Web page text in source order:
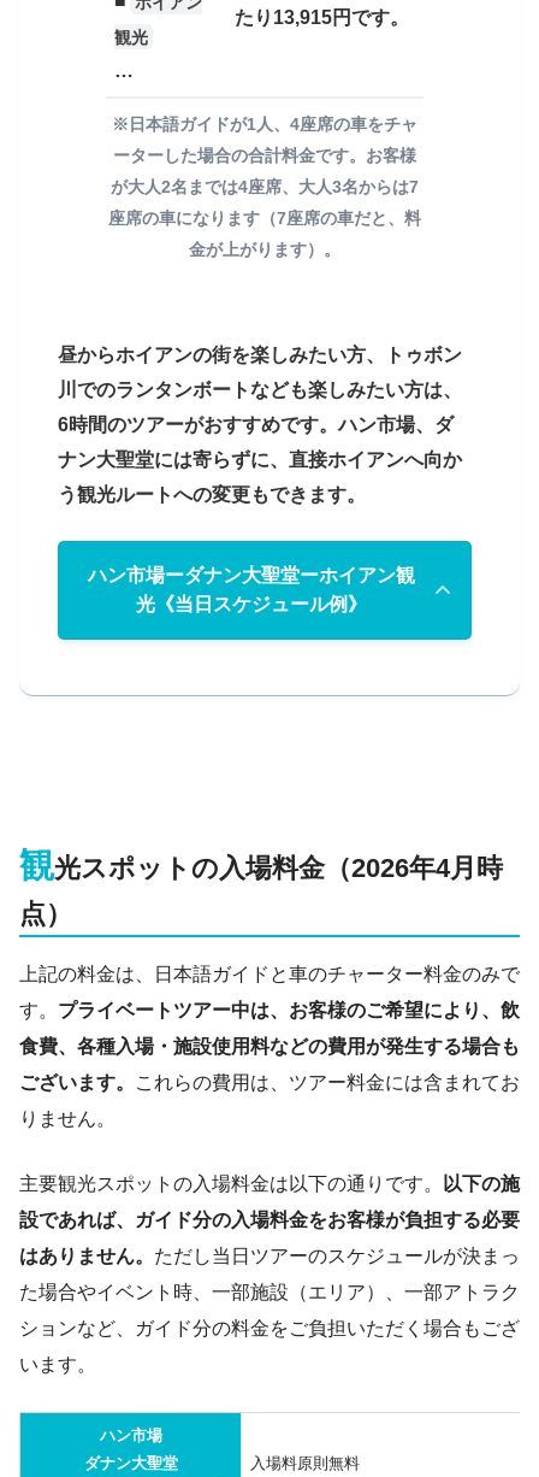
ーパーマーケットやショッピングモールへ向うス
8時45分
ダナン大聖堂へ移動。ピンク色の映え
るダナン大聖堂で写真撮影
インスタ映えスポットとしても有名なピンクの教
会です。入場料金は無料です。ハン市場からダナ
ン大聖堂までは徒歩でも移動できます。
ソンを回る
五行山（マーブルマウンテン）は、名前の通り、
5つの山が集まっています。観光客が訪れるのは
Son）”になります。トゥイソンには、七重の塔や
リンウン寺（ソンチャ山にも同じ名称のお寺があ
12時15分
ダナンガイド商店のオプショナルツアーでは、お
客様の指定したダナン市内の場所まで日本語ガイ
9時20分
世界遺産ミーソン遺跡を回る
緑に囲まれた遺跡
ミーソン遺跡は、かつて栄えていた古代チャンパ
王国の聖域とされており、1999年にはユネスコの
世界遺産にも登録されています。
アプサラダンス
ミーソン遺跡では、1日4公演、1公演15分のアプ
12時50分
ハン市場へ移動。ハン市場や周辺エリ
アの観光、食事
観光
…
たり13,915円です。
※日本語ガイドが1人、4座席の車をチャ
ーターした場合の合計料金です。お客様
が大人2名までは4座席、大人3名からは7
座席の車になります（7座席の車だと、料
金が上がります）。
昼からホイアンの街を楽しみたい方、トゥボン
川でのランタンボートなども楽しみたい方は、
6時間のツアーがおすすめです。ハン市場、ダ
ナン大聖堂には寄らずに、直接ホイアンへ向か
う観光ルートへの変更もできます。
ハン市場ーダナン大聖堂ーホイアン観
光《当日スケジュール例》
ダナンガイド商店のオプショナルツアーでは、お
客様の指定したダナン市内の場所まで日本語ガイ
ドと専用車で迎えに行きます。もちろん滞在先ホ
テルでの待ち合わせも可能です。
ハン市場や周辺エリアの観光
観光スポットの入場料金（2026年4月時
点）
上記の料金は、日本語ガイドと車のチャーター料金のみで
す。 プライベートツアー中は、お客様のご希望により、飲
食費、各種入場・施設使用料などの費用が発生する場合も
ございます。
これらの費用は、ツアー料金には含まれてお
りません。
主要観光スポットの入場料金は以下の通りです。
以下の施
設であれば、ガイド分の入場料金をお客様が負担する必要
はありません。 ただし当日ツアーのスケジュールが決まっ
た場合やイベント時、一部施設（エリア）、一部アトラク
ションなど、ガイド分の料金をご負担いただく場合もござ
います。
ハン市場
ダナン大聖堂
入場料原則無料